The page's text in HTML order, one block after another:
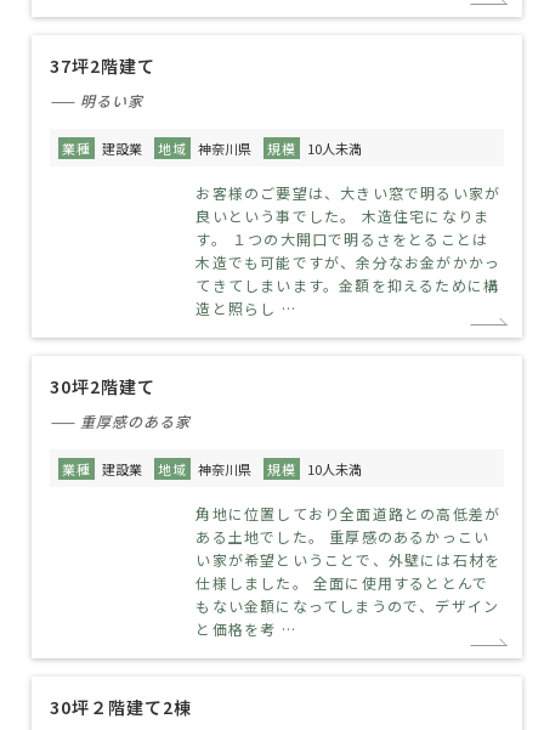
37坪2階建て
—— 明るい家
業種 建設業 地域 神奈川県 規模 10人未満
お客様のご要望は、大きい窓で明るい家が
良いという事でした。 木造住宅になりま
す。 １つの大開口で明るさをとることは
木造でも可能ですが、余分なお金がかかっ
てきてしまいます。金額を抑えるために構
造と照らし …
30坪2階建て
—— 重厚感のある家
業種 建設業 地域 神奈川県 規模 10人未満
角地に位置しており全面道路との高低差が
ある土地でした。 重厚感のあるかっこい
い家が希望ということで、外壁には石材を
仕様しました。 全面に使用するととんで
もない金額になってしまうので、デザイン
と価格を考 …
30坪２階建て2棟